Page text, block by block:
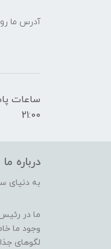
آدرس ما
21:00
درباره ما
به دنیای
ما در
وجود ما
لگوهای